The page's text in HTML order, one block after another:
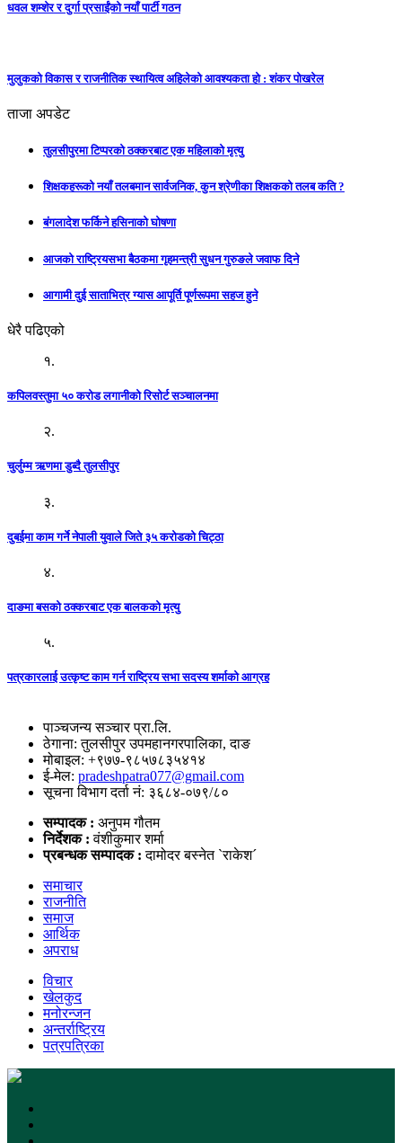
धवल शम्शेर र दुर्गा प्रसाईंको नयाँ पार्टी गठन
मुलुकको विकास र राजनीतिक स्थायित्व अहिलेको आवश्यकता हो : शंकर पोखरेल
ताजा अपडेट
तुलसीपुरमा टिप्परको ठक्करबाट एक महिलाको मृत्यु
शिक्षकहरूको नयाँ तलबमान सार्वजनिक, कुन श्रेणीका शिक्षकको तलब कति ?
बंगलादेश फर्किने हसिनाको घोषणा
आजको राष्ट्रियसभा बैठकमा गृहमन्त्री सुधन गुरुङले जवाफ दिने
आगामी दुई साताभित्र ग्यास आपूर्ति पूर्णरूपमा सहज हुने
धेरै पढिएको
१.
कपिलवस्तुमा ५० करोड लगानीको रिसोर्ट सञ्चालनमा
२.
चुर्लुम्म ऋणमा डुब्दै तुलसीपुर
३.
दुबईमा काम गर्ने नेपाली युवाले जिते ३५ करोडको चिट्ठा
४.
दाङमा बसको ठक्करबाट एक बालकको मृत्यु
५.
पत्रकारलाई उत्कृष्ट काम गर्न राष्ट्रिय सभा सदस्य शर्माको आग्रह
पाञ्चजन्य सञ्चार प्रा.लि.
ठेगाना: तुलसीपुर उपमहानगरपालिका, दाङ
मोबाइल: +९७७-९८५७८३५४१४
ई-मेल: pradeshpatra077@gmail.com
सूचना विभाग दर्ता नं: ३६८४-०७९/८०
सम्पादक : अनुपम गौतम
निर्देशक :वंशीकुमार शर्मा
प्रबन्धक सम्पादक :दामोदर बस्नेत `राकेश´
समाचार
राजनीति
समाज
आर्थिक
अपराध
विचार
खेलकुद
मनोरन्जन
अन्तर्राष्ट्रिय
पत्रपत्रिका